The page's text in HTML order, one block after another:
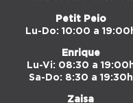
Petit Peio
Lu-Do: 10:00 a
Enrique
Lu-Vi: 08:30 a
Sa-Do: 8:30 a 19:30h
Zaisa